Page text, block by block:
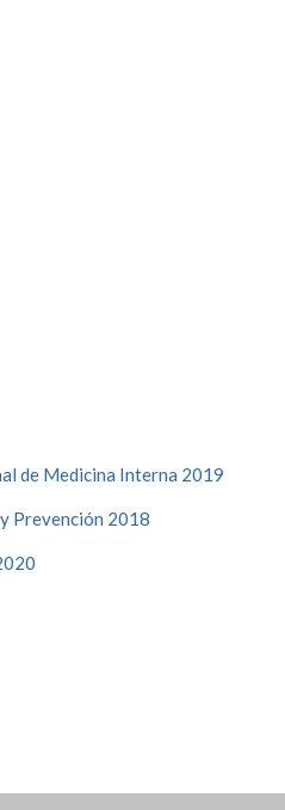
de Medicina Interna 2019
Prevención 2018